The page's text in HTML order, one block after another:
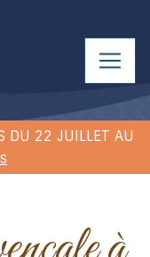
DU 22 JUILLET AU